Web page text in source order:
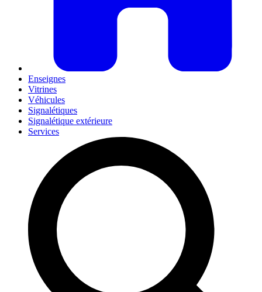
Enseignes
Vitrines
Véhicules
Signalétiques
Signalétique extérieure
Services